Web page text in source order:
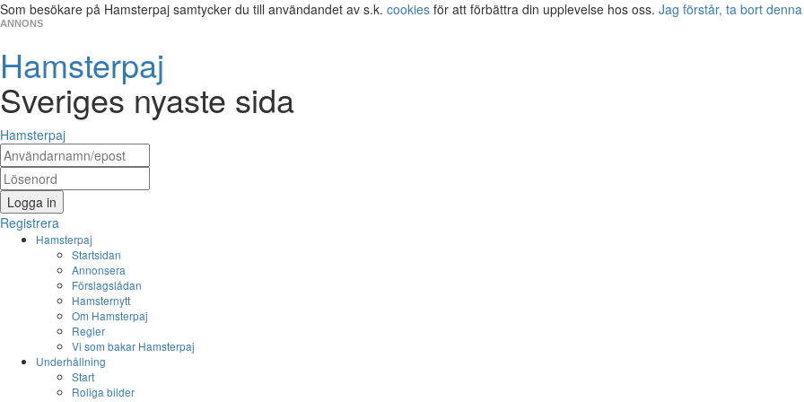
Som besökare på Hamsterpaj samtycker du till användandet av s.k. cookies för att förbättra din upplevelse hos oss. Jag förstår, ta bort
ANNONS
Hamsterpaj
Sveriges nyaste sida
Hamsterpaj
Logga in
Registrera
Hamsterpaj
Startsidan
Annonsera
Förslagslådan
Hamsternytt
Om Hamsterpaj
Regler
Vi som bakar Hamsterpaj
Underhållning
Start
Roliga bilder